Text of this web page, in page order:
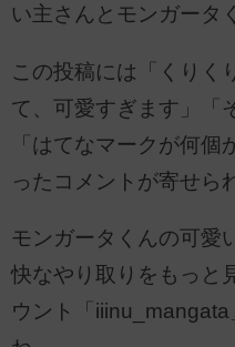
い主さんとモンガータ
この投稿には「くりく
て、可愛すぎます」「
「はてなマークが何
ったコメントが寄せら
モンガータくんの可愛
快なやり取りをもっと
ウント「